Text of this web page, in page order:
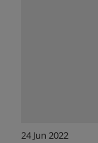
24 Jun 2022